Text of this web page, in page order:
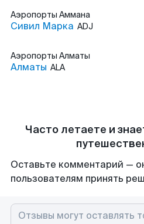
Аэропорты Аммана
Сивил Марка ADJ
Аэропорты Алматы
Алматы ALA
Часто летаете и
Оставьте комментарий —
пользователям принять